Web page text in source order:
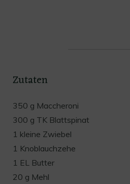
Zutaten
350 g Maccheroni
300 g TK Blattspinat
1 kleine Zwiebel
1 Knoblauchzehe
1 EL Butter
20 g Mehl